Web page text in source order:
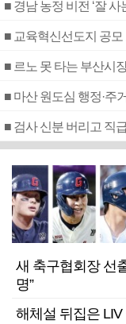
■ 경남 농정 비전 ‘잘
■ 교육혁신선도지 공모
■ 르노 못 타는 부산시
■ 마산 원도심 행정·주
새 축구협회장 선
명”
해체설 뒤집은